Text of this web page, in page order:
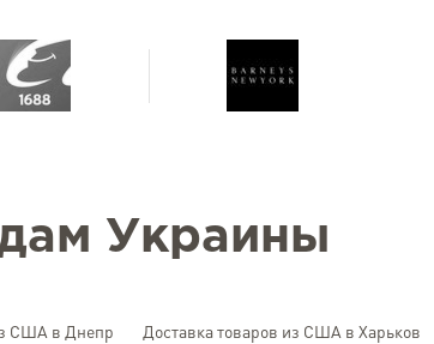
Украины
США в Днепр Доставка товаров из США в Харьков